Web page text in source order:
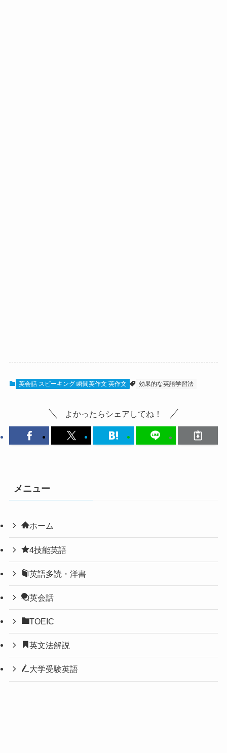
英会話 スピーキング 瞬間英作文 英作文 効果的な英語学習法
よかったらシェアしてね！
メニュー
ホーム
4技能英語
英語多読・洋書
英会話
TOEIC
英文法解説
大学受験英語